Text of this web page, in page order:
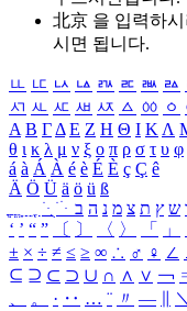
北京 을 입력하시
시면 됩니다.
ㅥ ㅦ ㅧ ㅨ ㅩ ㅪ ㅫ ㅬ
ㅺ ㅻ ㅼ ㅽ ㅾ ㅿ ㆀ ㆁ
Α Β ΓΔ Ε Ζ Η Θ Ι ΚΛ
θ ι κ λ μ ν ξ ο π ρ σ τ υ φ
á à Á À é è É È ç Ç ê
Ä Ö Ü ä ö ü ß
ִֶֹ ֻּ ׁׂ ש ץ ת צ מ נ ה ב
‘ ’ “ ” 〔 〕 〈 〉 「 」
± × ÷ ≠ ≤ ≥ ∞ ∴ ♂ ♀ ∠
⊆ ⊇ ⊂ ⊃ ∪ ∩ ∧ ∨ ￢
、
。 · ‥ … ¨ 〃 ― ＼